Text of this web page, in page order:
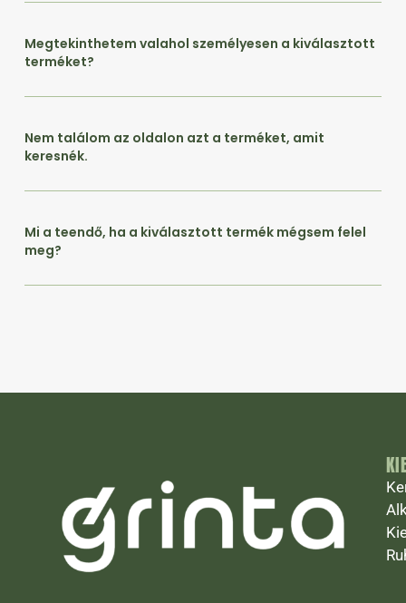
Megtekinthetem valahol személyesen a kiválasztott
terméket?
Nem találom az oldalon azt a terméket, amit
keresnék.
Mi a teendő, ha a kiválasztott termék mégsem felel
meg?